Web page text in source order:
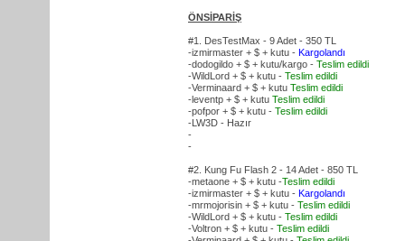
ÖNSİPARİŞ
#1. DesTestMax - 9 Adet - 350 TL
-izmirmaster + $ + kutu - Kargolandı
-dodogildo + $ + kutu/kargo - Teslim edildi
-WildLord + $ + kutu - Teslim edildi
-Verminaard + $ + kutu Teslim edildi
-leventp + $ + kutu Teslim edildi
-pofpor + $ + kutu - Teslim edildi
-LW3D - Hazır
-
-
#2. Kung Fu Flash 2 - 14 Adet - 850 TL
-metaone + $ + kutu -Teslim edildi
-izmirmaster + $ + kutu - Kargolandı
-mrmojorisin + $ + kutu - Teslim edildi
-WildLord + $ + kutu - Teslim edildi
-Voltron + $ + kutu - Teslim edildi